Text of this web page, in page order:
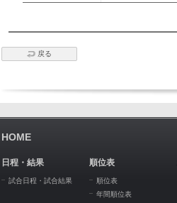
戻る
HOME
日程・結果
試合日程・試合結果
順位表
順位表
年間順位表